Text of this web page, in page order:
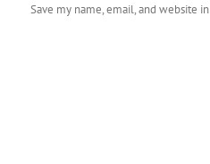
Save my name, email, and website